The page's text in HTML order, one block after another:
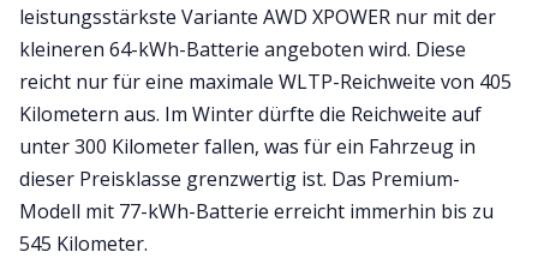
leistungsstärkste Variante AWD XPOWER nur mit der
kleineren 64-kWh-Batterie angeboten wird. Diese
reicht nur für eine maximale WLTP-Reichweite von 405
Kilometern aus. Im Winter dürfte die Reichweite auf
unter 300 Kilometer fallen, was für ein Fahrzeug in
dieser Preisklasse grenzwertig ist. Das Premium-
Modell mit 77-kWh-Batterie erreicht immerhin bis zu
545 Kilometer.